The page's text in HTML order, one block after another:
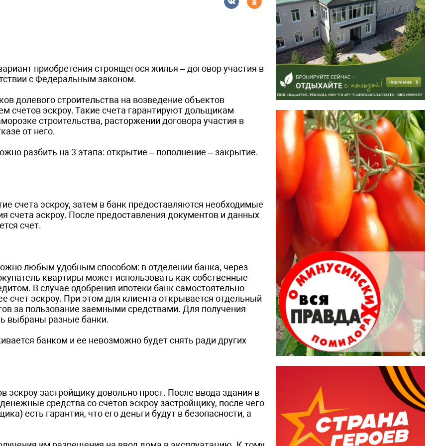
приобретения строящегося жилья – договор участия в
с Федеральным законом.
долевого строительства на возведение объектов
счетов эскроу. Такие счета гарантируют дольщикам
строительства, расторжении договора участия в
от него.
разбить на 3 этапа: открытие – пополнение – закрытие.
счета эскроу, затем в банк предоставляются необходимые
счета эскроу. После предоставления документов и данных
счет.
любым удобным способом: в отделении банка, через
квартиры может использовать как собственные
В случае одобрения ипотеки банк самостоятельно
счет эскроу. При этом для клиента открывается отдельный
за пользование заемными средствами. Для получения
выбраны разные банки.
банком и ее невозможно будет снять ради других
застройщику довольно прост. После ввода здания в
средства со счетов эскроу застройщику, после чего
есть гарантия, что его деньги будут в безопасности, а